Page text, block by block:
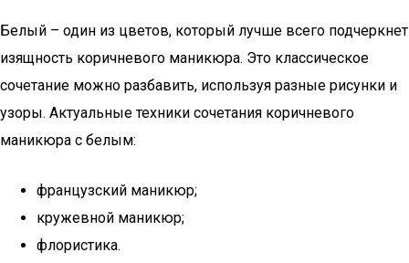
Белый – один из цветов, который лучше всего подчеркнет
изящность коричневого маникюра. Это классическое
сочетание можно разбавить, используя разные рисунки и
узоры. Актуальные техники сочетания коричневого
маникюра с белым:
французский маникюр;
кружевной маникюр;
флористика.